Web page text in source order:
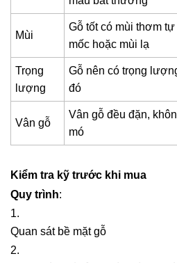
Mùi
Gỗ tốt có mùi thơm
mốc hoặc mùi lạ
Trọng
lượng
Gỗ nên có trọng
đó
Vân gỗ
Vân gỗ đều đặn,
mó
Kiểm tra kỹ trước khi mua
Quy trình:
Quan sát bề mặt gỗ